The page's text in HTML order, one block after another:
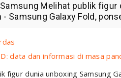
Melihat publik figur
Samsung Galaxy Fold,
data dan informasi di masa